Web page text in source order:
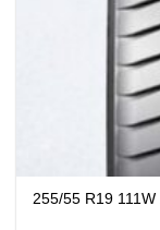
255/55 R19